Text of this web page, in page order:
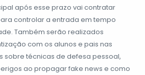
após esse prazo vai contratar
controlar a entrada em tempo
Também serão realizados
com os alunos e pais nas
sobre técnicas de defesa pessoal,
ao propagar fake news e como